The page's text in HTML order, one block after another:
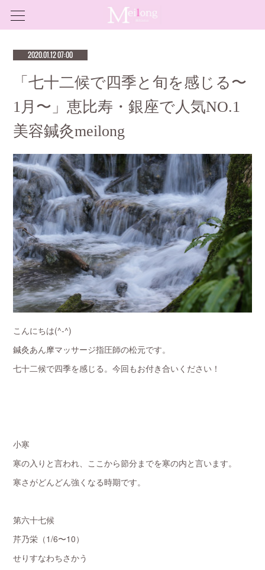
2020.01.12 07:00
「七十二候で四季と旬を感じる〜
1月〜」恵比寿・銀座で人気NO.1
美容鍼灸meilong
こんにちは(^-^)
鍼灸あん摩マッサージ指圧師の松元です。
七十二候で四季を感じる。今回もお付き合いください！
小寒
寒の入りと言われ、ここから節分までを寒の内と言います。
寒さがどんどん強くなる時期です。
第六十七候
芹乃栄（1/6〜10）
せりすなわちさかう